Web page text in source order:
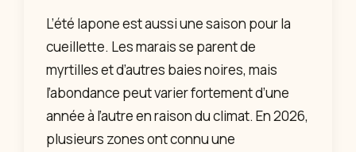
L’été lapone est aussi une saison pour la
cueillette. Les marais se parent de
myrtilles et d’autres baies noires, mais
l’abondance peut varier fortement d’une
année à l’autre en raison du climat. En 2026,
plusieurs zones ont connu une